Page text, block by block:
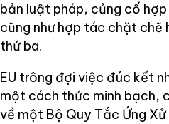
bản luật pháp, củng cố
cũng như hợp tác chặt chẽ
thứ ba.
EU trông đợi việc đúc kết
một cách thức minh bạch,
về một Bộ Quy Tắc Ứng